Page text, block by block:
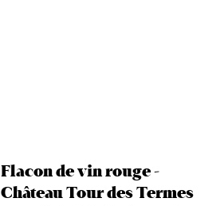
Flacon de vin rouge -
Château Tour des Termes